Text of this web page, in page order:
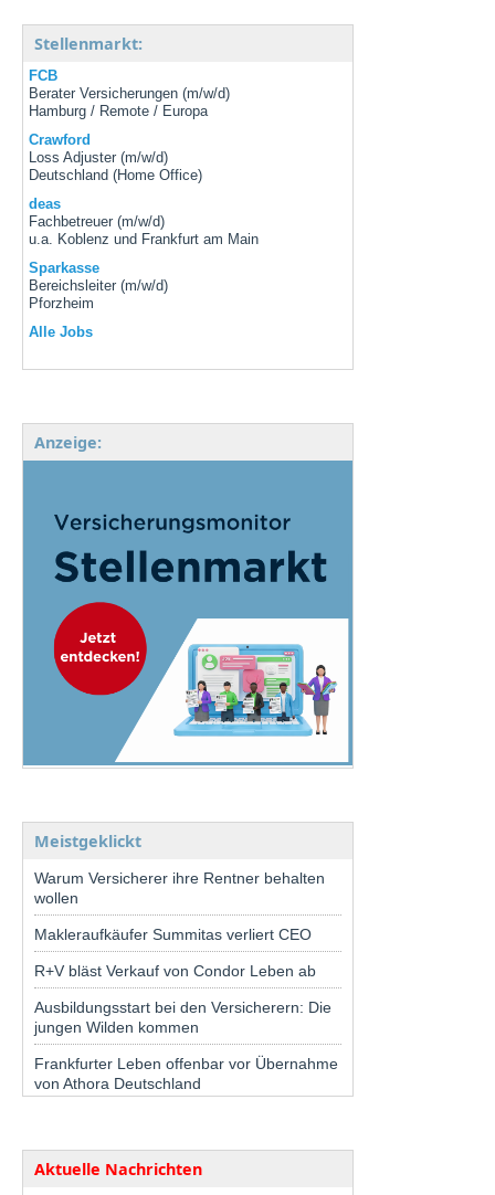
Stellenmarkt:
FCB
Berater Versicherungen (m/w/d)
Hamburg / Remote / Europa
Crawford
Loss Adjuster (m/w/d)
Deutschland (Home Office)
deas
Fachbetreuer (m/w/d)
u.a. Koblenz und Frankfurt am Main
Sparkasse
Bereichsleiter (m/w/d)
Pforzheim
Alle Jobs
Anzeige:
Meistgeklickt
Warum Versicherer ihre Rentner behalten
wollen
Makleraufkäufer Summitas verliert CEO
R+V bläst Verkauf von Condor Leben ab
Ausbildungsstart bei den Versicherern: Die
jungen Wilden kommen
Frankfurter Leben offenbar vor Übernahme
von Athora Deutschland
Aktuelle Nachrichten